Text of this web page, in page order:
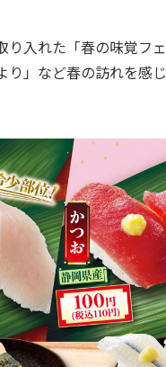
入れた「春の味覚フ
」など春の訪れを感